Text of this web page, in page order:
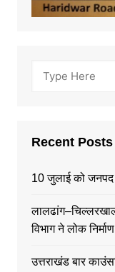
Recent Posts
10 जुलाई को जनपद
लालढांग–चिल्लरखाल
विभाग ने लोक
उत्तराखंड बार